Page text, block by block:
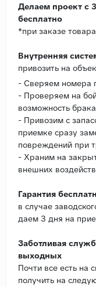
Делаем проект с
бесплатно
*при заказе товара
Внутренняя
привозить на
- Сверяем номера
- Проверяем на
возможность брака
- Привозим с
приемке сразу
повреждений при
- Храним на
внешних
Гарантия
в случае
даем 3 дня на
Заботливая
выходных
Почти все есть на
получить на